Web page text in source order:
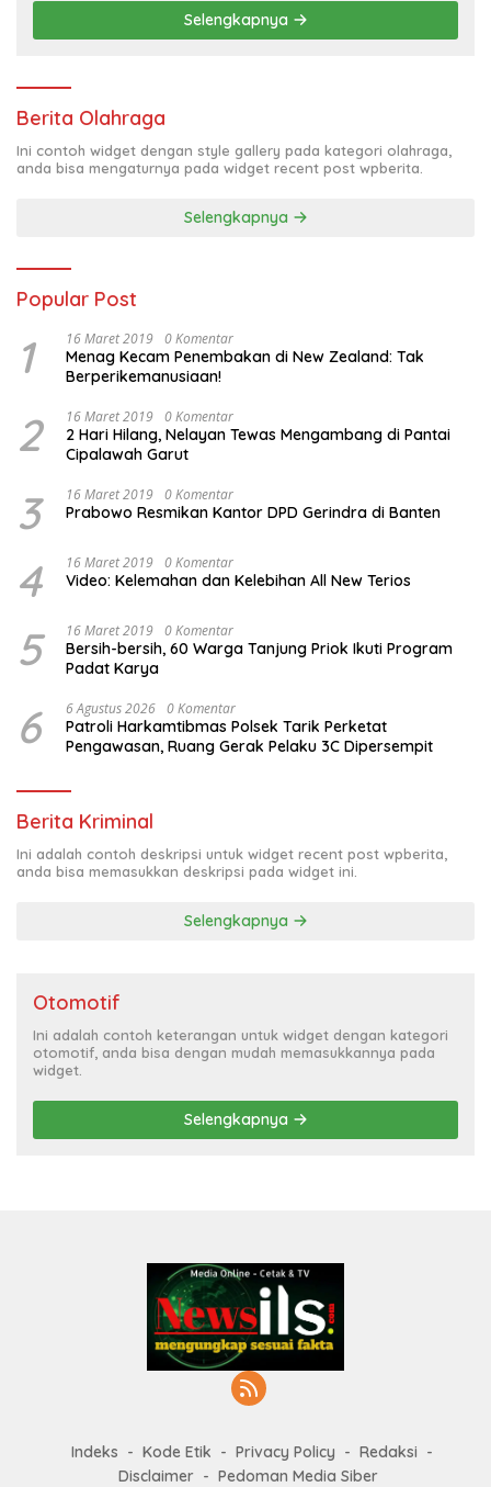
Selengkapnya
Berita Olahraga
Ini contoh widget dengan style gallery pada kategori olahraga,
anda bisa mengaturnya pada widget recent post wpberita.
Selengkapnya
Popular Post
1 16 Maret 2019 0 Komentar
Menag Kecam Penembakan di New Zealand: Tak
Berperikemanusiaan!
2 16 Maret 2019 0 Komentar
2 Hari Hilang, Nelayan Tewas Mengambang di Pantai
Cipalawah Garut
3 16 Maret 2019 0 Komentar
Prabowo Resmikan Kantor DPD Gerindra di Banten
4 16 Maret 2019 0 Komentar
Video: Kelemahan dan Kelebihan All New Terios
5 16 Maret 2019 0 Komentar
Bersih-bersih, 60 Warga Tanjung Priok Ikuti Program
Padat Karya
6 6 Agustus 2026 0 Komentar
Patroli Harkamtibmas Polsek Tarik Perketat
Pengawasan, Ruang Gerak Pelaku 3C Dipersempit
Berita Kriminal
Ini adalah contoh deskripsi untuk widget recent post wpberita,
anda bisa memasukkan deskripsi pada widget ini.
Selengkapnya
Otomotif
Ini adalah contoh keterangan untuk widget dengan kategori
otomotif, anda bisa dengan mudah memasukkannya pada
widget.
Selengkapnya
Indeks Kode Etik Privacy Policy
Redaksi
Disclaimer
Pedoman Media Siber